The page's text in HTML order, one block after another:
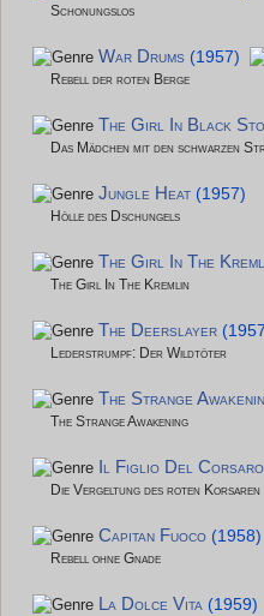
Schonungslos
War Drums (1957)
Rebell der roten Berge
The Girl In Black
Das Mädchen mit den schwarzen
Jungle Heat (1957)
Hölle des Dschungels
The Girl In The
The Girl In The Kremlin
The Deerslayer
Lederstrumpf: Der Wildtöter
The Strange
The Strange Awakening
Il Figlio Del
Die Vergeltung des roten Korsaren
Capitan Fuoco (1958)
Rebell ohne Gnade
La Dolce Vita (1959)